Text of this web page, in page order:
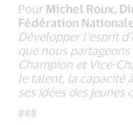
Pour Michel Roux,
Fédération
Développer l’esprit
que nous
Champion et Vice-
le talent, la capacité
ses idées des
###